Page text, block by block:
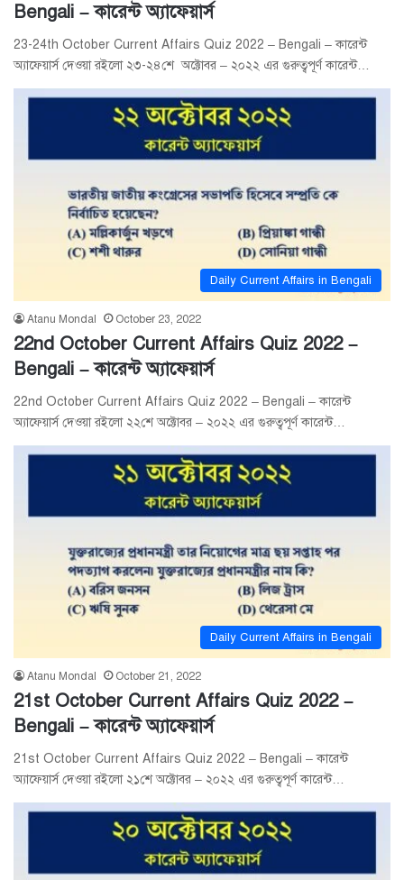
Bengali – কারেন্ট অ্যাফেয়ার্স
23-24th October Current Affairs Quiz 2022 – Bengali – কারেন্ট
অ্যাফেয়ার্স দেওয়া রইলো ২৩-২৪শে অক্টোবর – ২০২২ এর গুরুত্বপূর্ণ কারেন্ট…
Daily Current Affairs in Bengali
Atanu Mondal October 23, 2022
22nd October Current Affairs Quiz 2022 –
Bengali – কারেন্ট অ্যাফেয়ার্স
22nd October Current Affairs Quiz 2022 – Bengali – কারেন্ট
অ্যাফেয়ার্স দেওয়া রইলো ২২শে অক্টোবর – ২০২২ এর গুরুত্বপূর্ণ কারেন্ট…
Daily Current Affairs in Bengali
Atanu Mondal October 21, 2022
21st October Current Affairs Quiz 2022 –
Bengali – কারেন্ট অ্যাফেয়ার্স
21st October Current Affairs Quiz 2022 – Bengali – কারেন্ট
অ্যাফেয়ার্স দেওয়া রইলো ২১শে অক্টোবর – ২০২২ এর গুরুত্বপূর্ণ কারেন্ট…